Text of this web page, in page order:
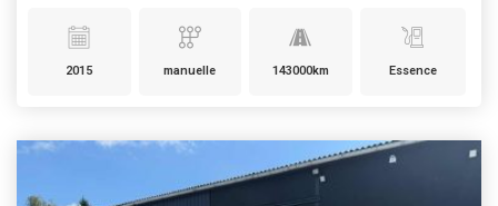
2015 manuelle 143000km Essence